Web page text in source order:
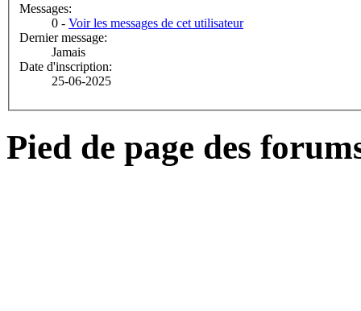
Messages:
0 - Voir les messages de cet utilisateur
Dernier message:
Jamais
Date d'inscription:
25-06-2025
Pied de page des